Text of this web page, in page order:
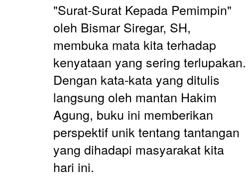
"Surat-Surat Kepada Pemimpin"
oleh Bismar Siregar, SH,
membuka mata kita terhadap
kenyataan yang sering terlupakan.
Dengan kata-kata yang ditulis
langsung oleh mantan Hakim
Agung, buku ini memberikan
perspektif unik tentang tantangan
yang dihadapi masyarakat kita
hari ini.